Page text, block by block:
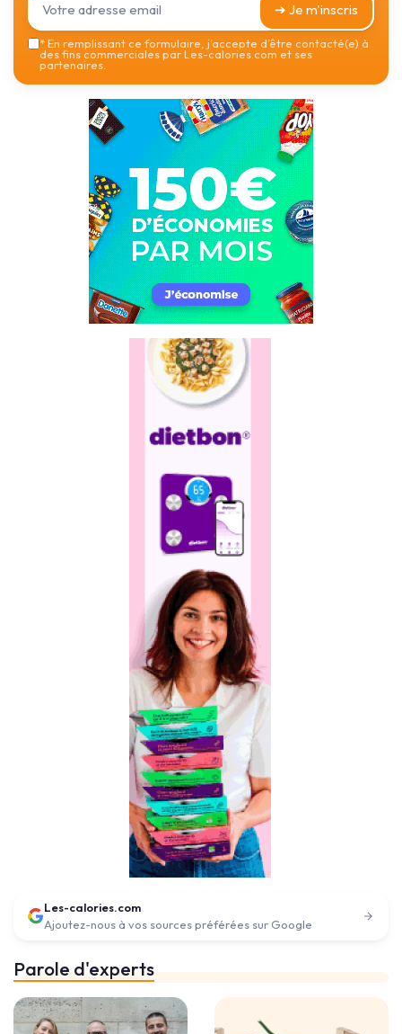
➔ Je m'inscris
*En remplissant ce formulaire, j’accepte d’être contacté(e) à
des fins commerciales par Les-calories.com et ses
partenaires.
Les-calories.com
Ajoutez-nous à vos sources préférées sur Google
Parole d'experts